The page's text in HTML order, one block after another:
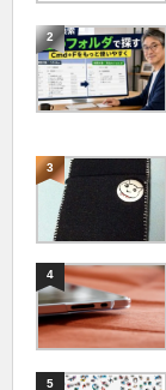
2
3
4
5